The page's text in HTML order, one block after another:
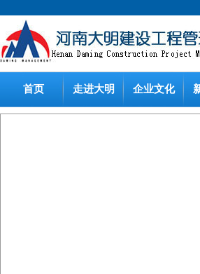
首页 走进大明 企业文化